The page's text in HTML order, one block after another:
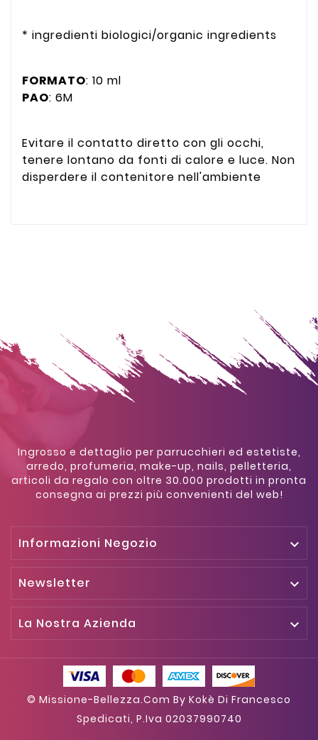
* ingredienti biologici/organic ingredients
FORMATO: 10 ml
PAO: 6M
Evitare il contatto diretto con gli occhi,
tenere lontano da fonti di calore e luce. Non
disperdere il contenitore nell'ambiente
Ingrosso e dettaglio per parrucchieri ed estetiste,
arredo, profumeria, make-up, nails, pelletteria,
articoli da regalo con oltre 30.000 prodotti in pronta
consegna ai prezzi più convenienti del web!
Informazioni Negozio 
Newsletter 
La Nostra Azienda 
© Missione-Bellezza.com By Kokè Di Francesco
Spedicati, P.iva 02037990740